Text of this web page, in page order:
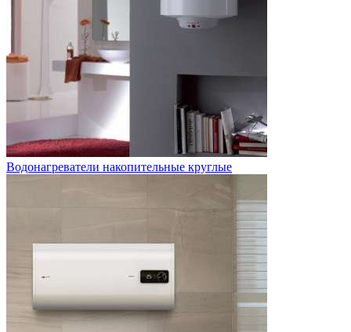
Водонагреватели накопительные круглые